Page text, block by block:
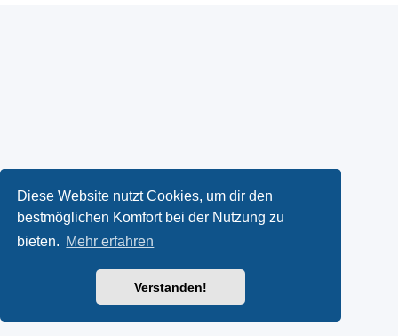
Diese Website nutzt Cookies, um dir den
bestmöglichen Komfort bei der Nutzung zu
bieten. Mehr erfahren
Verstanden!